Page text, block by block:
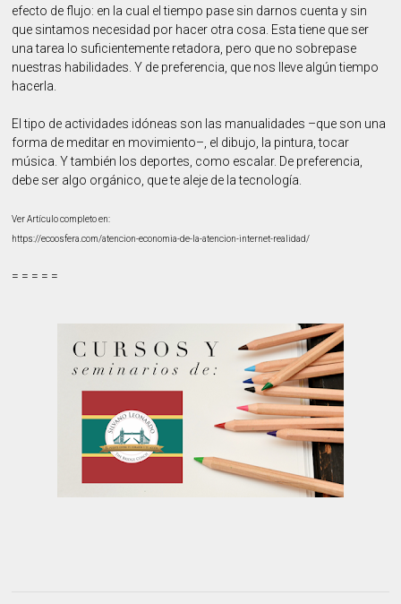
efecto de flujo: en la cual el tiempo pase sin darnos cuenta y sin
que sintamos necesidad por hacer otra cosa. Esta tiene que ser
una tarea lo suficientemente retadora, pero que no sobrepase
nuestras habilidades. Y de preferencia, que nos lleve algún tiempo
hacerla.
El tipo de actividades idóneas son las manualidades –que son una
forma de meditar en movimiento–, el dibujo, la pintura, tocar
música. Y también los deportes, como escalar. De preferencia,
debe ser algo orgánico, que te aleje de la tecnología.
Ver Artículo completo en:
https://ecoosfera.com/atencion-economia-de-la-atencion-internet-realidad/
= = = = =